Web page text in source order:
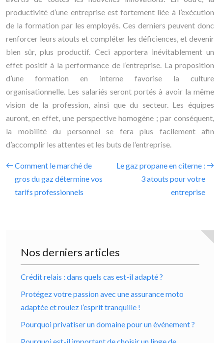
productivité d’une entreprise est fortement liée à l’exécution
de la formation par les employés. Ces derniers peuvent donc
renforcer leurs atouts et compléter les déficiences, et devenir
bien sûr, plus productif. Ceci apportera inévitablement un
effet positif à la performance de l’entreprise. La proposition
d’une formation en interne favorise la culture
organisationnelle. Les salariés seront portés à avoir la même
vision de la profession, ainsi que du secteur. Les équipes
auront, en effet, une perspective homogène ; par conséquent,
la mobilité du personnel se fera plus facilement afin
d’accomplir les attentes et les buts de l’entreprise.
Comment le marché de
gros du gaz détermine vos
tarifs professionnels
Le gaz propane en citerne :
3 atouts pour votre
entreprise
Nos derniers articles
Crédit relais : dans quels cas est-il adapté ?
Protégez votre passion avec une assurance moto
adaptée et roulez l’esprit tranquille !
Pourquoi privatiser un domaine pour un événement ?